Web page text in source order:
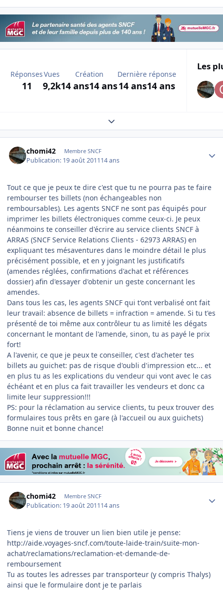
Réponses
11
Vues
9,2k
Création
14 ans14 ans
Dernière réponse
14 ans14 ans
Les
Expand topic overview
chomi42 Membre SNCF
Publication: 19 août 201114 ans
Tout ce que je peux te dire c'est que tu ne pourra pas te faire
rembourser tes billets (non échangeables non
remboursables). Les agents SNCF ne sont pas équipés pour
imprimer les billets électroniques comme ceux-ci. Je peux
néanmoins te conseiller d'écrire au service clients SNCF à
ARRAS (SNCF Service Relations Clients - 62973 ARRAS) en
expliquant tes mésaventures dans le moindre détail le plus
précisément possible, et en y joignant les justificatifs
(amendes réglées, confirmations d'achat et références
dossier) afin d'essayer d'obtenir un geste concernant les
amendes.
Dans tous les cas, les agents SNCF qui t'ont verbalisé ont fait
leur travail: absence de billets = infraction = amende. Si tu t'es
présenté de toi même aux contrôleur tu as limité les dégats
concernant le montant de l'amende, sinon, tu as payé le prix
fort!
A l'avenir, ce que je peux te conseiller, c'est d'acheter tes
billets au guichet: pas de risque d'oubli d'impression etc... et
en plus tu as les explications du vendeur qui vont avec le cas
échéant et en plus ca fait travailler les vendeurs et donc ca
limite leur suppression!!!
PS: pour la réclamation au service clients, tu peux trouver des
formulaires tous prêts en gare (à l'accueil ou aux guichets)
Bonne nuit et bonne chance!
chomi42 Membre SNCF
Publication: 19 août 201114 ans
Tiens je viens de trouver un lien bien utile je pense:
http://aide.voyages-sncf.com/toute-laide-train/suite-mon-
achat/reclamations/reclamation-et-demande-de-
remboursement
Tu as toutes les adresses par transporteur (y compris Thalys)
ainsi que le formulaire dont je te parlais